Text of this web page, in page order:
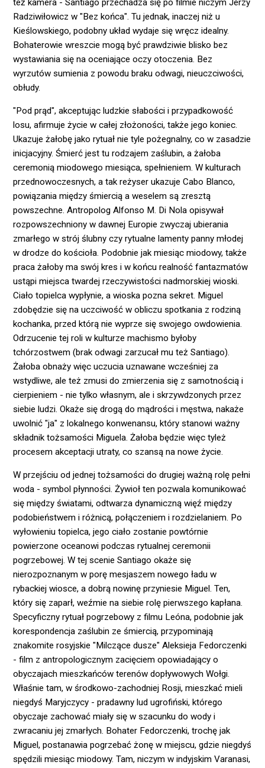
też kamera - Santiago przechadza się po filmie niczym Jerzy
Radziwiłowicz w "Bez końca". Tu jednak, inaczej niż u
Kieślowskiego, podobny układ wydaje się wręcz idealny.
Bohaterowie wreszcie mogą być prawdziwie blisko bez
wystawiania się na oceniające oczy otoczenia. Bez
wyrzutów sumienia z powodu braku odwagi, nieuczciwości,
obłudy.
"Pod prąd", akceptując ludzkie słabości i przypadkowość
losu, afirmuje życie w całej złożoności, także jego koniec.
Ukazuje żałobę jako rytuał nie tyle pożegnalny, co w zasadzie
inicjacyjny. Śmierć jest tu rodzajem zaślubin, a żałoba
ceremonią miodowego miesiąca, spełnieniem. W kulturach
przednowoczesnych, a tak reżyser ukazuje Cabo Blanco,
powiązania między śmiercią a weselem są zresztą
powszechne. Antropolog Alfonso M. Di Nola opisywał
rozpowszechniony w dawnej Europie zwyczaj ubierania
zmarłego w strój ślubny czy rytualne lamenty panny młodej
w drodze do kościoła. Podobnie jak miesiąc miodowy, także
praca żałoby ma swój kres i w końcu realność fantazmatów
ustąpi miejsca twardej rzeczywistości nadmorskiej wioski.
Ciało topielca wypłynie, a wioska pozna sekret. Miguel
zdobędzie się na uczciwość w obliczu spotkania z rodziną
kochanka, przed którą nie wyprze się swojego owdowienia.
Odrzucenie tej roli w kulturze machismo byłoby
tchórzostwem (brak odwagi zarzucał mu też Santiago).
Żałoba obnaży więc uczucia uznawane wcześniej za
wstydliwe, ale też zmusi do zmierzenia się z samotnością i
cierpieniem - nie tylko własnym, ale i skrzywdzonych przez
siebie ludzi. Okaże się drogą do mądrości i męstwa, nakaże
uwolnić "ja" z lokalnego konwenansu, który stanowi ważny
składnik tożsamości Miguela. Żałoba będzie więc tyleż
procesem akceptacji utraty, co szansą na nowe życie.
W przejściu od jednej tożsamości do drugiej ważną rolę pełni
woda - symbol płynności. Żywioł ten pozwala komunikować
się między światami, odtwarza dynamiczną więź między
podobieństwem i różnicą, połączeniem i rozdzielaniem. Po
wyłowieniu topielca, jego ciało zostanie powtórnie
powierzone oceanowi podczas rytualnej ceremonii
pogrzebowej. W tej scenie Santiago okaże się
nierozpoznanym w porę mesjaszem nowego ładu w
rybackiej wiosce, a dobrą nowinę przyniesie Miguel. Ten,
który się zaparł, weźmie na siebie rolę pierwszego kapłana.
Specyficzny rytuał pogrzebowy z filmu Leóna, podobnie jak
korespondencja zaślubin ze śmiercią, przypominają
znakomite rosyjskie "Milczące dusze" Aleksieja Fedorczenki
- film z antropologicznym zacięciem opowiadający o
obyczajach mieszkańców terenów dopływowych Wołgi.
Właśnie tam, w środkowo-zachodniej Rosji, mieszkać mieli
niegdyś Maryjczycy - pradawny lud ugrofiński, którego
obyczaje zachować miały się w szacunku do wody i
zwracaniu jej zmarłych. Bohater Fedorczenki, trochę jak
Miguel, postanawia pogrzebać żonę w miejscu, gdzie niegdyś
spędzili miesiąc miodowy. Tam, niczym w indyjskim Varanasi,